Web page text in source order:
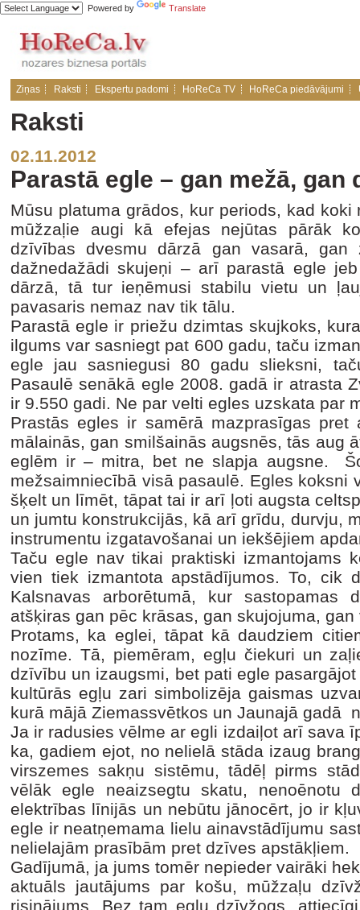
Powered by Translate
Ziņas Raksti Ekspertu padomi HoReCa TV HoReCa piedāvājumi
Raksti
02.11.2012
Parastā egle – gan mežā, gan
Mūsu platuma grādos, kur periods, kad
mūžzaļie augi kā efejas nejūtas pārāk
dzīvības dvesmu dārzā gan vasarā,
dažnedažādi skujeņi – arī parastā egle
dārzā, tā tur ieņēmusi stabilu vietu un
pavasaris nemaz nav tik tālu.
Parastā egle ir priežu dzimtas skujkoks,
ilgums var sasniegt pat 600 gadu, taču
egle jau sasniegusi 80 gadu slieksni,
Pasaulē senākā egle 2008. gadā ir atrasta
ir 9.550 gadi. Ne par velti egles uzskata par
Prastās egles ir samērā mazprasīgas pret
mālainās, gan smilšainās augsnēs, tās aug
eglēm ir – mitra, bet ne slapja augsne.
mežsaimniecībā visā pasaulē. Egles koksni
šķelt un līmēt, tāpat tai ir arī ļoti augsta
un jumtu konstrukcijās, kā arī grīdu, durvju,
instrumentu izgatavošanai un iekšējiem
Taču egle nav tikai praktiski izmantojams
vien tiek izmantota apstādījumos. To, cik
Kalsnavas arborētumā, kur sastopamas
atšķiras gan pēc krāsas, gan skujojuma,
Protams, ka eglei, tāpat kā daudziem
nozīme. Tā, piemēram, egļu čiekuri un
dzīvību un izaugsmi, bet pati egle
kultūrās egļu zari simbolizēja gaismas
kurā mājā Ziemassvētkos un Jaunajā gadā
Ja ir radusies vēlme ar egli izdaiļot arī sava
ka, gadiem ejot, no nelielā stāda izaug
virszemes sakņu sistēmu, tādēļ pirms
vēlāk egle neaizsegtu skatu, nenoēnotu
elektrības līnijās un nebūtu jānocērt, jo ir
egle ir neatņemama lielu ainavstādījumu
nelielajām prasībām pret dzīves apstākļiem.
Gadījumā, ja jums tomēr nepieder vairāki
aktuāls jautājums par košu, mūžzaļu
risinājums. Bez tam egļu dzīvžogs,